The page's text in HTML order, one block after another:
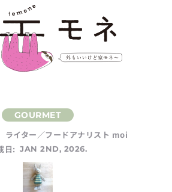
ライター／フードアナリスト moi
日: JAN 2ND, 2026.